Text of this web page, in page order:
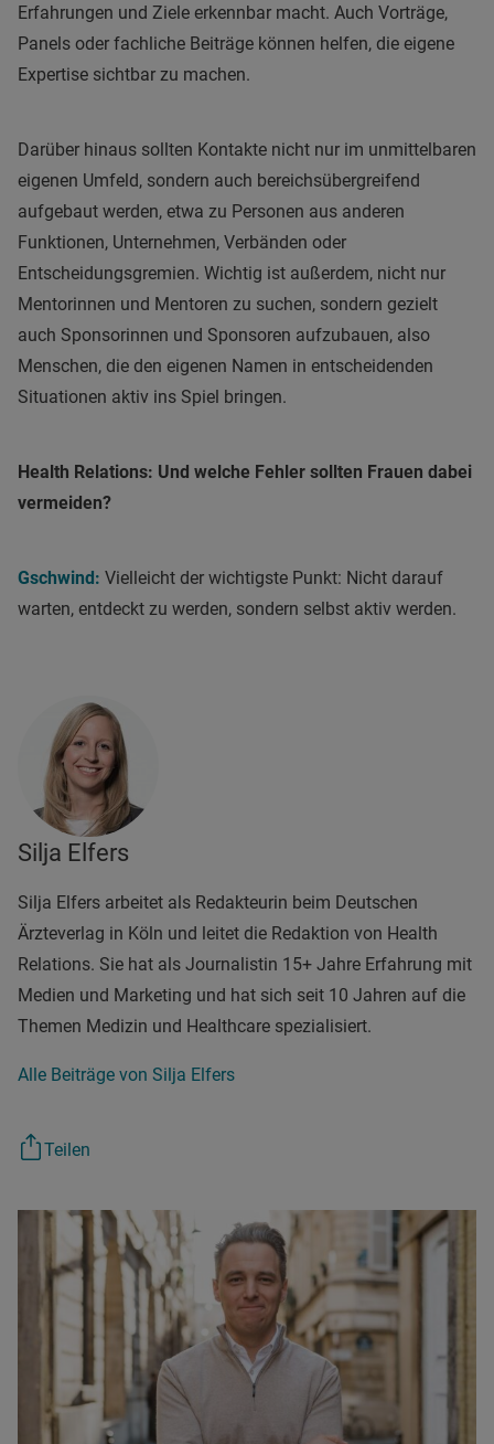
Erfahrungen und Ziele erkennbar macht. Auch Vorträge,
Panels oder fachliche Beiträge können helfen, die eigene
Expertise sichtbar zu machen.
Darüber hinaus sollten Kontakte nicht nur im unmittelbaren
eigenen Umfeld, sondern auch bereichsübergreifend
aufgebaut werden, etwa zu Personen aus anderen
Funktionen, Unternehmen, Verbänden oder
Entscheidungsgremien. Wichtig ist außerdem, nicht nur
Mentorinnen und Mentoren zu suchen, sondern gezielt
auch Sponsorinnen und Sponsoren aufzubauen, also
Menschen, die den eigenen Namen in entscheidenden
Situationen aktiv ins Spiel bringen.
Health Relations: Und welche Fehler sollten Frauen dabei
vermeiden?
Gschwind: Vielleicht der wichtigste Punkt: Nicht darauf
warten, entdeckt zu werden, sondern selbst aktiv werden.
Silja Elfers
Silja Elfers arbeitet als Redakteurin beim Deutschen
Ärzteverlag in Köln und leitet die Redaktion von Health
Relations. Sie hat als Journalistin 15+ Jahre Erfahrung mit
Medien und Marketing und hat sich seit 10 Jahren auf die
Themen Medizin und Healthcare spezialisiert.
Alle Beiträge von Silja Elfers
Teilen